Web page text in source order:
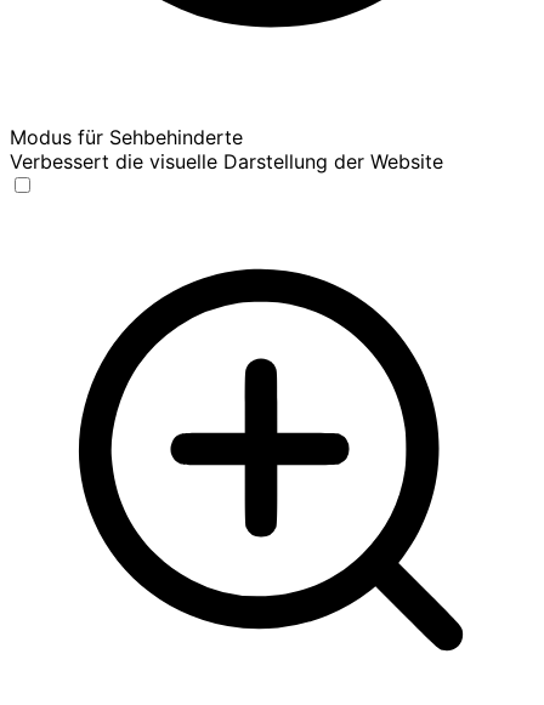
Modus für Sehbehinderte
Verbessert die visuelle Darstellung der Website